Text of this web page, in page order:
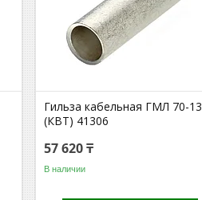
Гильза кабельная ГМЛ 70-13
(КВТ) 41306
57 620 ₸
В наличии